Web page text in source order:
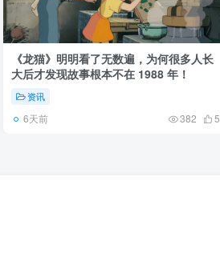
《龙猫》明明看了无数遍，为何很多人长
大后才发现故事根本不在 1988 年！
资讯
6天前 382 5